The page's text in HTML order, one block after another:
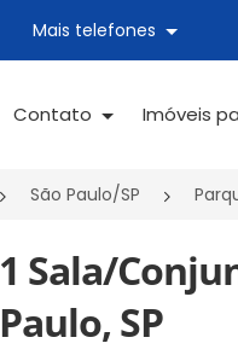
Mais telefones
Contato Imóveis
São Paulo/SP
1 Sala/
Paulo, SP